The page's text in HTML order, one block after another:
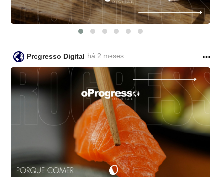
Progresso Digital há 2 meses